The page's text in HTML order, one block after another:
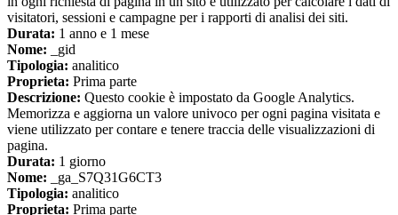
visitatori, sessioni e campagne per i rapporti di analisi dei siti.
Durata: 1 anno e 1 mese
Nome: _gid
Tipologia: analitico
Proprieta: Prima parte
Descrizione: Questo cookie è impostato da Google Analytics.
Memorizza e aggiorna un valore univoco per ogni pagina visitata e
viene utilizzato per contare e tenere traccia delle visualizzazioni di
pagina.
Durata: 1 giorno
Nome: _ga_S7Q31G6CT3
Tipologia: analitico
Proprieta: Prima parte